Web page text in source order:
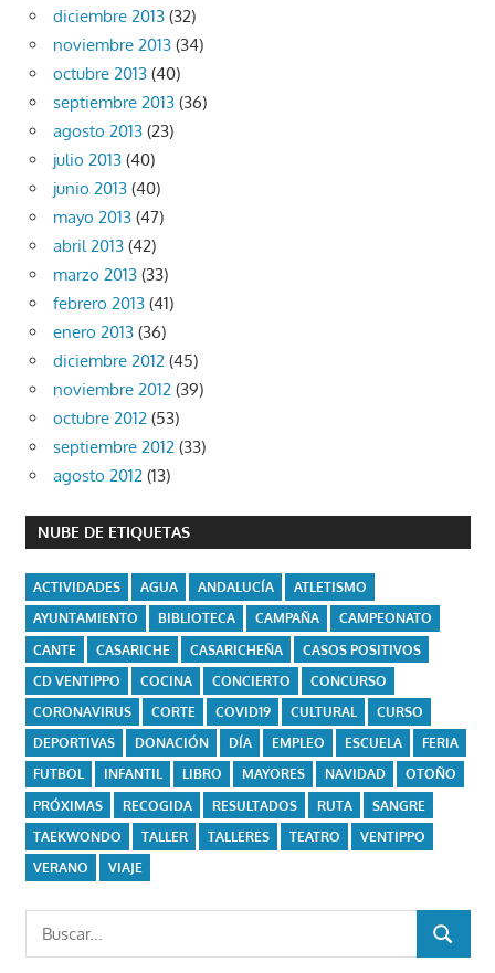
diciembre 2013 (32)
noviembre 2013 (34)
octubre 2013 (40)
septiembre 2013 (36)
agosto 2013 (23)
julio 2013 (40)
junio 2013 (40)
mayo 2013 (47)
abril 2013 (42)
marzo 2013 (33)
febrero 2013 (41)
enero 2013 (36)
diciembre 2012 (45)
noviembre 2012 (39)
octubre 2012 (53)
septiembre 2012 (33)
agosto 2012 (13)
NUBE DE ETIQUETAS
ACTIVIDADES AGUA ANDALUCÍA
ATLETISMO
AYUNTAMIENTO
BIBLIOTECA CAMPAÑA
CAMPEONATO
CANTE
CASARICHE CASARICHEÑA
CASOS POSITIVOS
CD VENTIPPO
COCINA CONCIERTO
CONCURSO
CORONAVIRUS
CORTE COVID19 CULTURAL
CURSO
DEPORTIVAS
DONACIÓN DÍA EMPLEO ESCUELA
FERIA
FUTBOL
INFANTIL LIBRO MAYORES NAVIDAD
OTOÑO
PRÓXIMAS
RECOGIDA RESULTADOS RUTA
SANGRE
TAEKWONDO
TALLER TALLERES TEATRO
VENTIPPO
VERANO
VIAJE
Buscar:
BUSCAR